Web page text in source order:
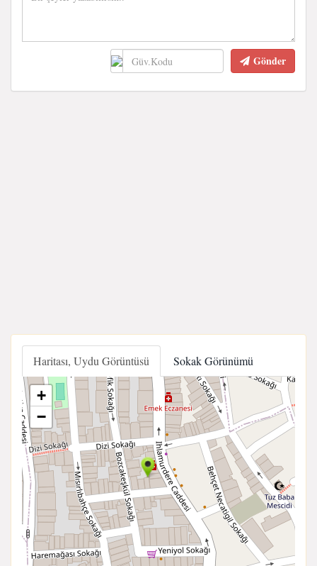
Gönder
Haritası, Uydu Görüntüsü Sokak Görünümü
+
−